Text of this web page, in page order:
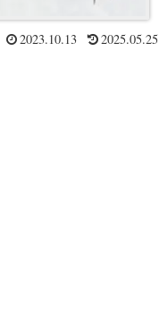
2023.10.13 2025.05.25